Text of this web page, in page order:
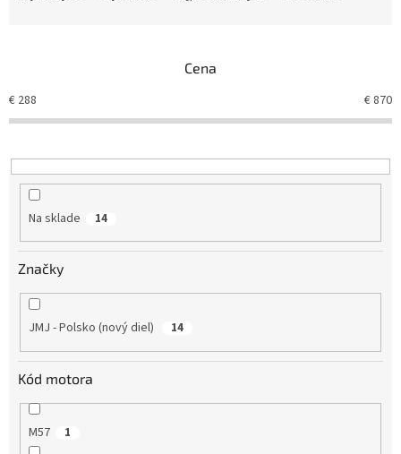
e
p
r
d
Cena
€ 288 €870
Na sklade 14
Značky
JMJ - Polsko (nový diel) 14
Kód motora
M57 1